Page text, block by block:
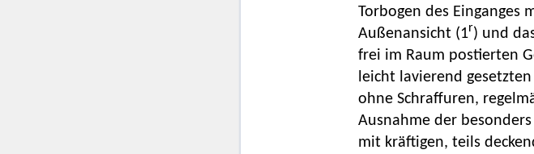
Torbogen des
Außenansicht (1r) und
frei im Raum postierten
leicht lavierend
ohne Schraffuren,
Ausnahme der
mit kräftigen, teils